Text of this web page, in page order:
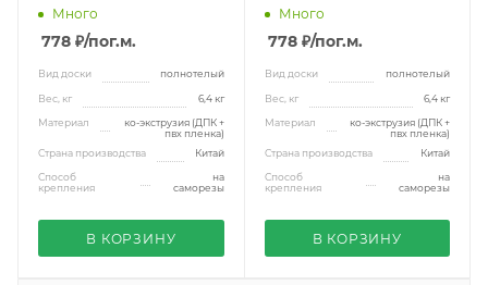
двухцветная ко-
экструзия 13х177х3600
мм серая
Много
778 ₽/пог.м.
Вид доски полнотелый
Вес, кг 6,4 кг
Материал
ко-экструзия (ДПК +
пвх пленка)
Страна производства
Китай
Способ
крепления
на
саморезы
В КОРЗИНУ
двухцветная ко-
экструзия 13х177х3600
мм капучино
Много
778 ₽/пог.м.
Вид доски полнотелый
Вес, кг 6,4 кг
Материал
ко-экструзия (ДПК +
пвх пленка)
Страна производства
Китай
Способ
крепления
на
саморезы
В КОРЗИНУ